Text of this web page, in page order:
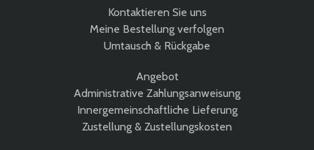
Kontaktieren Sie uns
Meine Bestellung verfolgen
Umtausch & Rückgabe
Angebot
Administrative Zahlungsanweisung
Innergemeinschaftliche Lieferung
Zustellung & Zustellungskosten